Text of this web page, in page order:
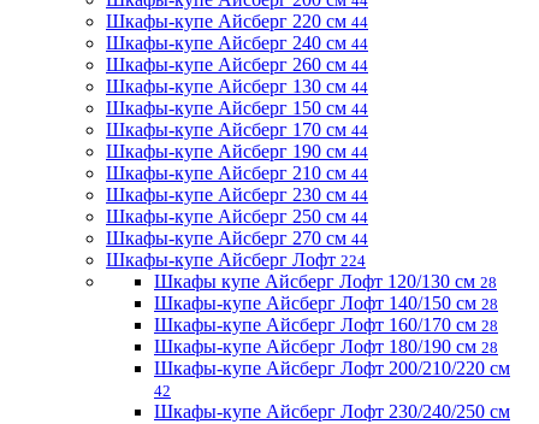
Шкафы-купе Айсберг 220 см 44
Шкафы-купе Айсберг 240 см 44
Шкафы-купе Айсберг 260 см 44
Шкафы-купе Айсберг 130 см 44
Шкафы-купе Айсберг 150 см 44
Шкафы-купе Айсберг 170 см 44
Шкафы-купе Айсберг 190 см 44
Шкафы-купе Айсберг 210 см 44
Шкафы-купе Айсберг 230 см 44
Шкафы-купе Айсберг 250 см 44
Шкафы-купе Айсберг 270 см 44
Шкафы-купе Айсберг Лофт 224
Шкафы купе Айсберг Лофт 120/130 см 28
Шкафы-купе Айсберг Лофт 140/150 см 28
Шкафы-купе Айсберг Лофт 160/170 см 28
Шкафы-купе Айсберг Лофт 180/190 см 28
Шкафы-купе Айсберг Лофт 200/210/220 см
42
Шкафы-купе Айсберг Лофт 230/240/250 см